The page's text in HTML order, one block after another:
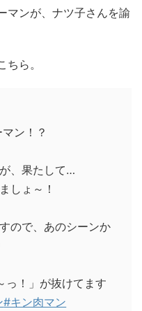
マンが、ナツ子さんを諭
ら。
ン！？
、果たして…
しょ～！
ので、あのシーンか
っ！」が抜けてます
#キン肉マン